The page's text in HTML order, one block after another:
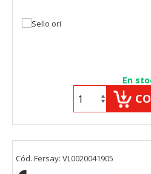
En
Cód. Fersay: VL0020041905